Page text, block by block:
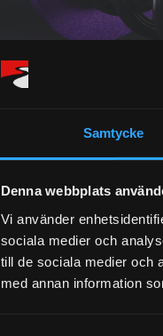
Samtycke
Denna webbplats
Vi använder
sociala medier och
till de sociala medier och
med annan information